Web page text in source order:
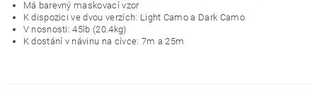
Má barevný maskovací vzor
K dispozici ve dvou verzích: Light Camo a Dark Camo
V nosnosti: 45lb (20.4kg)
K dostání v návinu na cívce: 7m a 25m